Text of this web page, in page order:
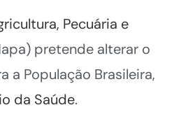
Pecuária e
pretende alterar o
a População Brasileira,
da Saúde.